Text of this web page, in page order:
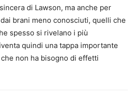
di Lawson, ma anche per
brani meno conosciuti, quelli che
spesso si rivelano i più
quindi una tappa importante
non ha bisogno di effetti